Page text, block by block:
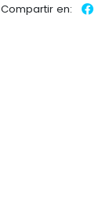
Compartir en: